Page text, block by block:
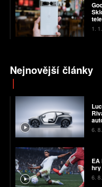
1.
Nejnovější články
6.
EA
6.